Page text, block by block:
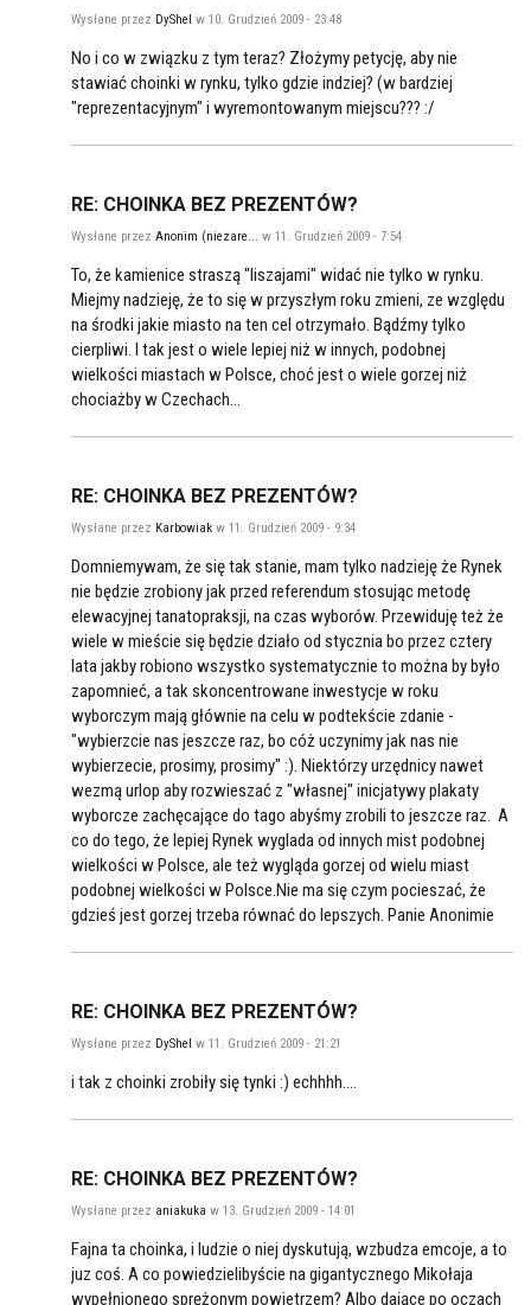
Wysłane przez DyShel w 10. Grudzień 2009 - 23:48
No i co w związku z tym teraz? Złożymy petycję, aby nie
stawiać choinki w rynku, tylko gdzie indziej? (w bardziej
"reprezentacyjnym" i wyremontowanym miejscu??? :/
RE: CHOINKA BEZ PREZENTÓW?
Wysłane przez Anonim (niezare... w 11. Grudzień 2009 - 7:54
To, że kamienice straszą "liszajami" widać nie tylko w rynku.
Miejmy nadzieję, że to się w przyszłym roku zmieni, ze względu
na środki jakie miasto na ten cel otrzymało. Bądźmy tylko
cierpliwi. I tak jest o wiele lepiej niż w innych, podobnej
wielkości miastach w Polsce, choć jest o wiele gorzej niż
chociażby w Czechach...
RE: CHOINKA BEZ PREZENTÓW?
Wysłane przez Karbowiak w 11. Grudzień 2009 - 9:34
Domniemywam, że się tak stanie, mam tylko nadzieję że Rynek
nie będzie zrobiony jak przed referendum stosując metodę
elewacyjnej tanatopraksji, na czas wyborów. Przewiduję też że
wiele w mieście się będzie działo od stycznia bo przez cztery
lata jakby robiono wszystko systematycznie to można by było
zapomnieć, a tak skoncentrowane inwestycje w roku
wyborczym mają głównie na celu w podtekście zdanie -
"wybierzcie nas jeszcze raz, bo cóż uczynimy jak nas nie
wybierzecie, prosimy, prosimy" :). Niektórzy urzędnicy nawet
wezmą urlop aby rozwieszać z "własnej" inicjatywy plakaty
wyborcze zachęcające do tago abyśmy zrobili to jeszcze raz. A
co do tego, że lepiej Rynek wyglada od innych mist podobnej
wielkości w Polsce, ale też wygląda gorzej od wielu miast
podobnej wielkości w Polsce.Nie ma się czym pocieszać, że
gdzieś jest gorzej trzeba równać do lepszych. Panie Anonimie
RE: CHOINKA BEZ PREZENTÓW?
Wysłane przez DyShel w 11. Grudzień 2009 - 21:21
i tak z choinki zrobiły się tynki :) echhhh....
RE: CHOINKA BEZ PREZENTÓW?
Wysłane przez aniakuka w 13. Grudzień 2009 - 14:01
Fajna ta choinka, i ludzie o niej dyskutują, wzbudza emcoje, a to
juz coś. A co powiedzielibyście na gigantycznego Mikołaja
wypełnionego sprężonym powietrzem? Albo dające po oczach